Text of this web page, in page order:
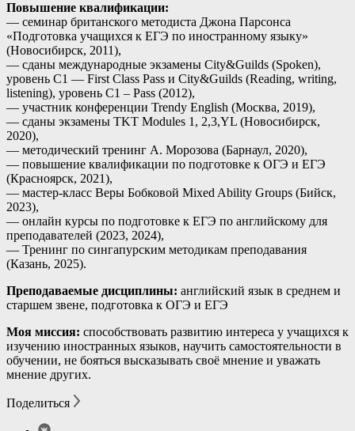
Повышение квалификации:
— семинар британского методиста Джона Парсонса
«Подготовка учащихся к ЕГЭ по иностранному языку»
(Новосибирск, 2011),
— сданы международные экзамены City&Guilds (Spoken),
уровень C1 — First Class Pass и City&Guilds (Reading, writing,
listening), уровень C1 – Pass (2012),
— участник конференции Trendy English (Москва, 2019),
— сданы экзамены TKT Modules 1, 2,3,YL (Новосибирск,
2020),
— методический тренинг А. Морозова (Барнаул, 2020),
— повышение квалификации по подготовке к ОГЭ и ЕГЭ
(Красноярск, 2021),
— мастер-класс Веры Бобковой Mixed Ability Groups (Бийск,
2023),
— онлайн курсы по подготовке к ЕГЭ по английскому для
преподавателей (2023, 2024),
— Тренинг по сингапурским методикам преподавания
(Казань, 2025).
Преподаваемые дисциплины: английский язык в среднем и
старшем звене, подготовка к ОГЭ и ЕГЭ
Моя миссия: способствовать развитию интереса у учащихся к
изучению иностранных языков, научить самостоятельности в
обучении, не бояться высказывать своё мнение и уважать
мнение других.
Поделиться